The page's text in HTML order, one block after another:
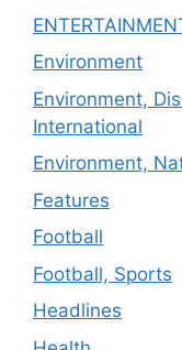
Environment
Environment,
International
Environment,
Features
Football
Football, Sports
Headlines